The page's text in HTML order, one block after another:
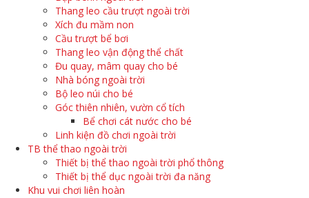
Thang leo cầu trượt ngoài trời
Xích đu mầm non
Cầu trượt bể bơi
Thang leo vận động thể chất
Đu quay, mâm quay cho bé
Nhà bóng ngoài trời
Bộ leo núi cho bé
Góc thiên nhiên, vườn cổ tích
Bể chơi cát nước cho bé
Linh kiện đồ chơi ngoài trời
TB thể thao ngoài trời
Thiết bị thể thao ngoài trời phổ thông
Thiết bị thể dục ngoài trời đa năng
Khu vui chơi liên hoàn